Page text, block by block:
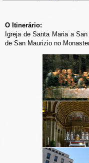
O Itinerário:
Igreja de Santa Maria a
de San Maurizio no